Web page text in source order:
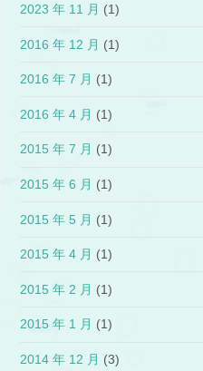
2023 年 11 月 (1)
2016 年 12 月 (1)
2016 年 7 月 (1)
2016 年 4 月 (1)
2015 年 7 月 (1)
2015 年 6 月 (1)
2015 年 5 月 (1)
2015 年 4 月 (1)
2015 年 2 月 (1)
2015 年 1 月 (1)
2014 年 12 月 (3)